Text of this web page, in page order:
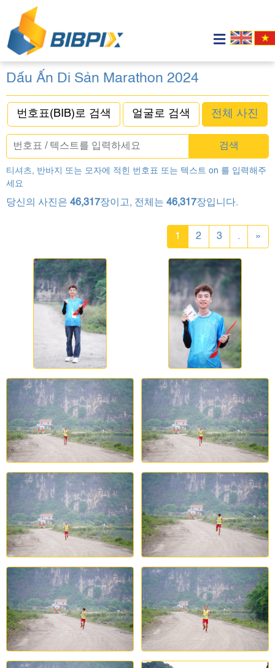
Dấu Ấn Di Sản Marathon 2024
번호표(BIB)로 검색 얼굴로 검색 전체 사진
검색
티셔츠, 반바지 또는 모자에 적힌 번호표 또는 텍스트 on 를 입력해주
세요
당신의 사진은 46,317장이고, 전체는 46,317장입니다.
1 2 3 . »